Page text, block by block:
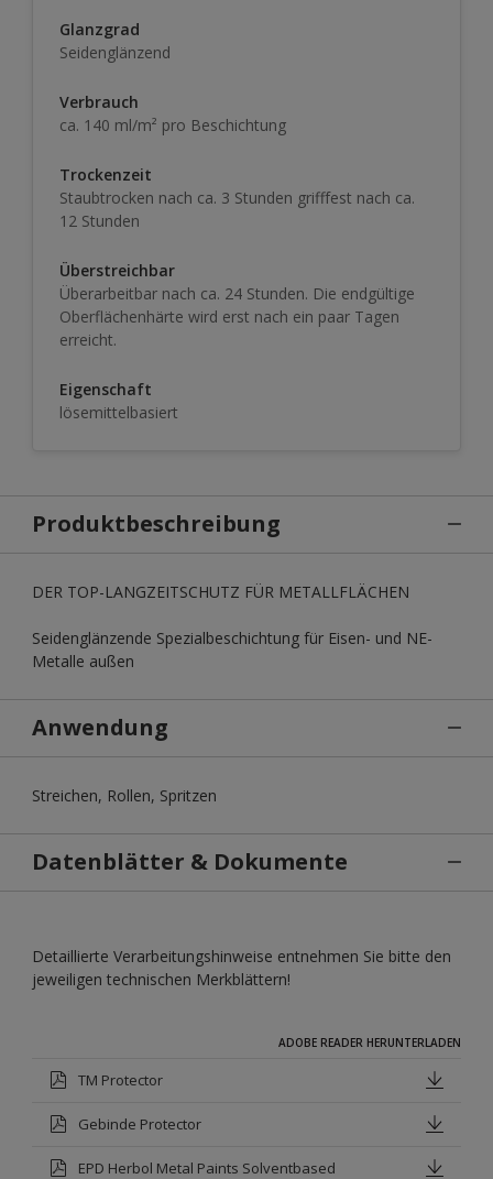
Glanzgrad
Seidenglänzend
Verbrauch
ca. 140 ml/m² pro Beschichtung
Trockenzeit
Staubtrocken nach ca. 3 Stunden grifffest nach ca.
12 Stunden
Überstreichbar
Überarbeitbar nach ca. 24 Stunden. Die endgültige
Oberflächenhärte wird erst nach ein paar Tagen
erreicht.
Eigenschaft
lösemittelbasiert
Produktbeschreibung
DER TOP-LANGZEITSCHUTZ FÜR METALLFLÄCHEN
Seidenglänzende Spezialbeschichtung für Eisen- und NE-
Metalle außen
Anwendung
Streichen, Rollen, Spritzen
Datenblätter & Dokumente
Detaillierte Verarbeitungshinweise entnehmen Sie bitte den
jeweiligen technischen Merkblättern!
ADOBE READER HERUNTERLADEN
TM Protector
Gebinde Protector
EPD Herbol Metal Paints Solventbased